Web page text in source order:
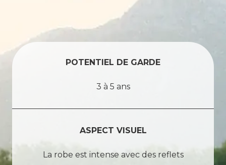
POTENTIEL DE GARDE
3 à 5 ans
ASPECT VISUEL
La robe est intense avec des reflets